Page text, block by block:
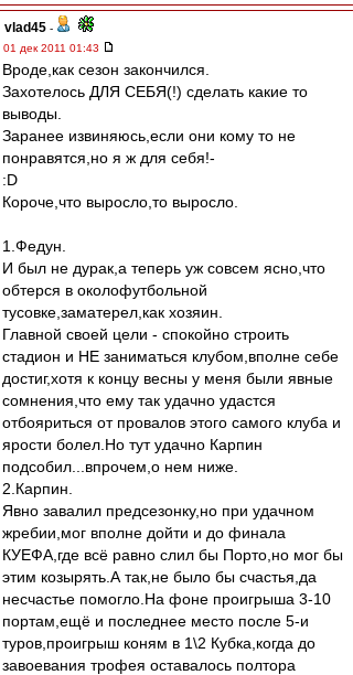
vlad45 -
01 дек 2011 01:43
Вроде,как сезон закончился.
Захотелось ДЛЯ СЕБЯ(!) сделать какие то
выводы.
Заранее извиняюсь,если они кому то не
понравятся,но я ж для себя!-
:D
Короче,что выросло,то выросло.
1.Федун.
И был не дурак,а теперь уж совсем ясно,что
обтерся в околофутбольной
тусовке,заматерел,как хозяин.
Главной своей цели - спокойно строить
стадион и НЕ заниматься клубом,вполне себе
достиг,хотя к концу весны у меня были явные
сомнения,что ему так удачно удастся
отбояриться от провалов этого самого клуба и
ярости болел.Но тут удачно Карпин
подсобил...впрочем,о нем ниже.
2.Карпин.
Явно завалил предсезонку,но при удачном
жребии,мог вполне дойти и до финала
КУЕФА,где всё равно слил бы Порто,но мог бы
этим козырять.А так,не было бы счастья,да
несчастье помогло.На фоне проигрыша 3-10
портам,ещё и последнее место после 5-и
туров,проигрыш коням в 1\2 Кубка,когда до
завоевания трофея оставалось полтора